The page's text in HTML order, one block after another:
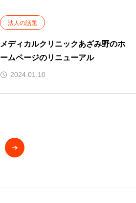
法人の話題
メディカルクリニックあざみ野のホ
ームページのリニューアル
2024.01.10